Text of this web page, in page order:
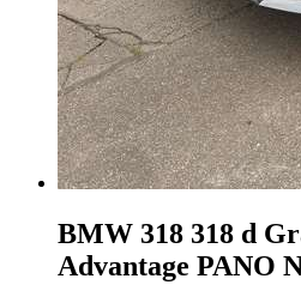
BMW 318 318 d
Advantage PANO